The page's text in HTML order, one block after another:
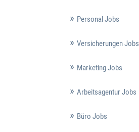
Personal Jobs
Versicherungen Jobs
Marketing Jobs
Arbeitsagentur Jobs
Büro Jobs